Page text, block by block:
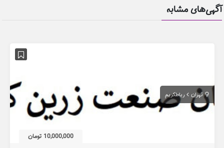
آگهی‌های مشابه
تهران رباطکریم
10,000,000 تومان